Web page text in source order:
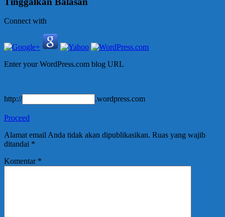
Connect with
Enter your WordPress.com blog URL
http:// .wordpress.com
Proceed
Alamat email Anda tidak akan dipublikasikan. Ruas yang wajib
ditandai *
Komentar *